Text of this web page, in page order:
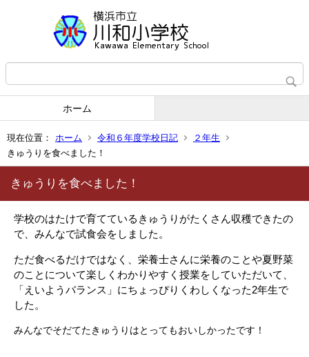
ホーム
現在位置： ホーム 令和６年度学校日記
２年生
きゅうりを食べました！
きゅうりを食べました！
学校のはたけで育てているきゅうりがたくさん収穫できたの
で、みんなで試食会をしました。
ただ食べるだけではなく、栄養士さんに栄養のことや夏野菜
のことについて楽しくわかりやすく授業をしていただいて、
「えいようバランス」にちょっぴりくわしくなった2年生で
した。
みんなでそだてたきゅうりはとってもおいしかったです！